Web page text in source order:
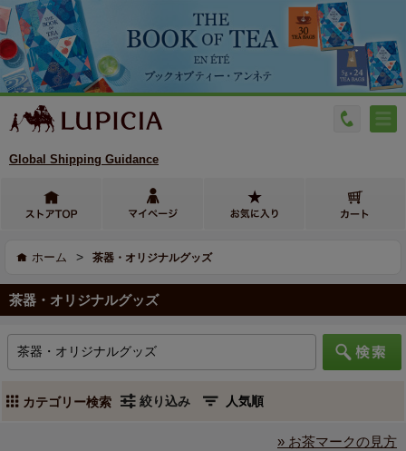
Global Shipping Guidance
ホーム > 茶器・オリジナルグッズ
茶器・オリジナルグッズ
カテゴリー検索 絞り込み
» お茶マークの見方